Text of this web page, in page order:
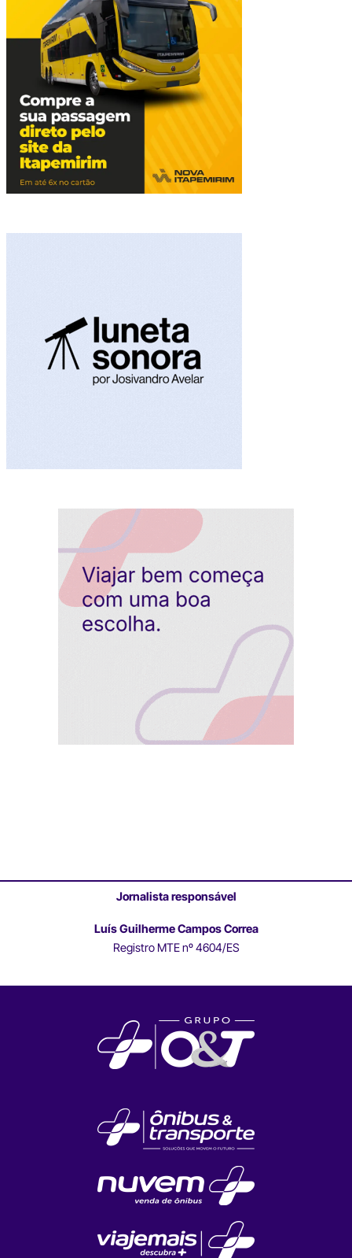
Jornalista responsável
Luís Guilherme Campos Correa
Registro MTE nº 4604/ES